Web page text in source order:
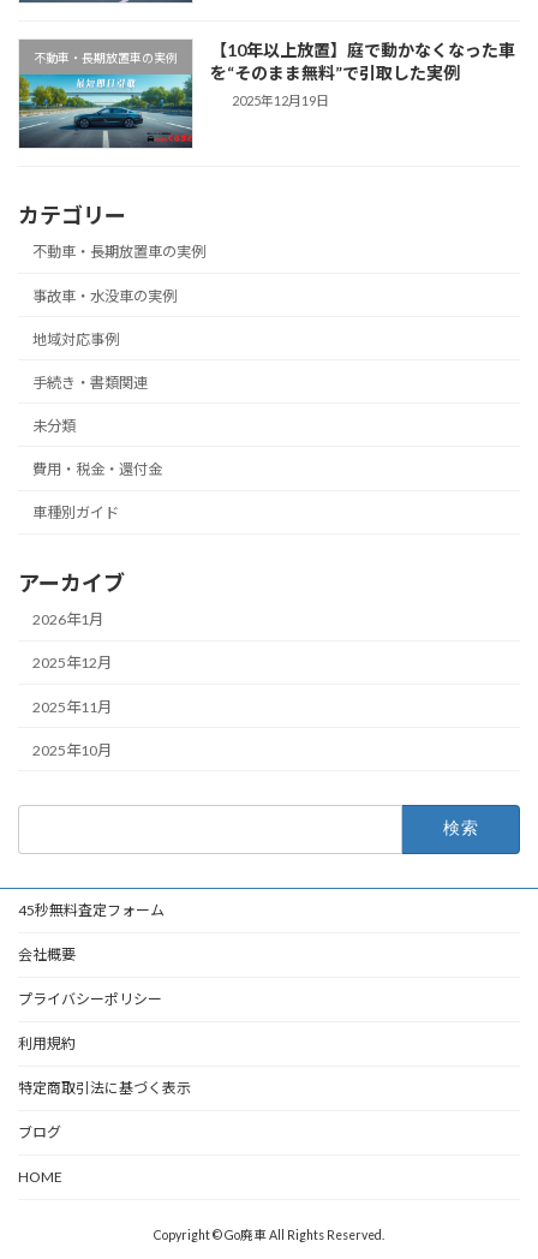
不動車・長期放置車の実例
【10年以上放置】庭で動かなくなった車
を“そのまま無料”で引取した実例
2025年12月19日
カテゴリー
不動車・長期放置車の実例
事故車・水没車の実例
地域対応事例
手続き・書類関連
未分類
費用・税金・還付金
車種別ガイド
アーカイブ
2026年1月
2025年12月
2025年11月
2025年10月
45秒無料査定フォーム
会社概要
プライバシーポリシー
利用規約
特定商取引法に基づく表示
ブログ
HOME
Copyright © Go廃車 All Rights Reserved.